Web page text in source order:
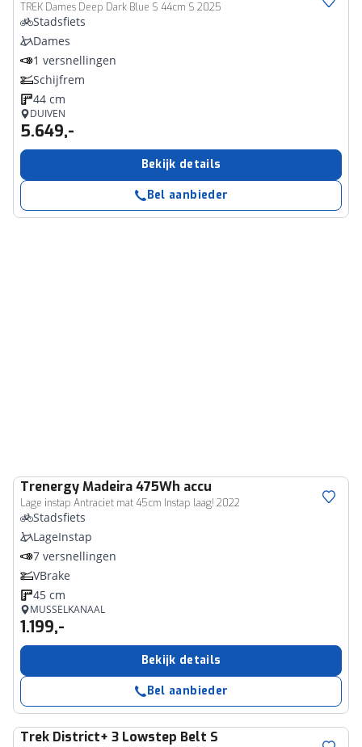
TREK Dames Deep Dark Blue S 44cm S 2025
Stadsfiets
Dames
1 versnellingen
Schijfrem
44 cm
DUIVEN
5.649,-
Bekijk details
Bel aanbieder
TrenergyMadeira 475Wh accu
Lage instap Antraciet mat 45cm Instap laag! 2022
Stadsfiets
LageInstap
7 versnellingen
VBrake
45 cm
MUSSELKANAAL
1.199,-
Bekijk details
Bel aanbieder
Trek District+ 3 Lowstep Belt S